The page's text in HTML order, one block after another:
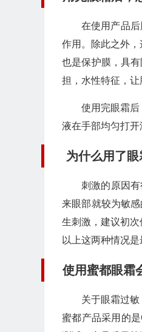
在使用产品
作用。除此之外，
也是保护膜，具
担，水性特征，让
使用完眼霜
液在手部均匀打
为什么用了
刺激的原因
来眼部就较为敏
生刺激，建议初次
以上这两种情况
使用蜜都眼霜
关于眼霜过
蜜都产品采用的